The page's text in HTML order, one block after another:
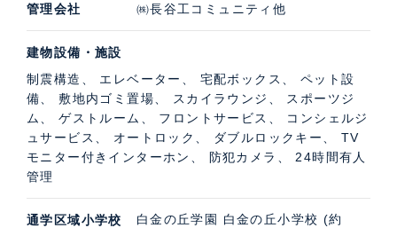
管理会社 ㈱長谷工コミュニティ他
建物設備・施設
制震構造、 エレベーター、 宅配ボックス、 ペット設
備、 敷地内ゴミ置場、 スカイラウンジ、 スポーツジ
ム、 ゲストルーム、 フロントサービス、 コンシェルジ
ュサービス、 オートロック、 ダブルロックキー、 TV
モニター付きインターホン、 防犯カメラ、 24時間有人
管理
通学区域小学校
白金の丘学園 白金の丘小学校 (約